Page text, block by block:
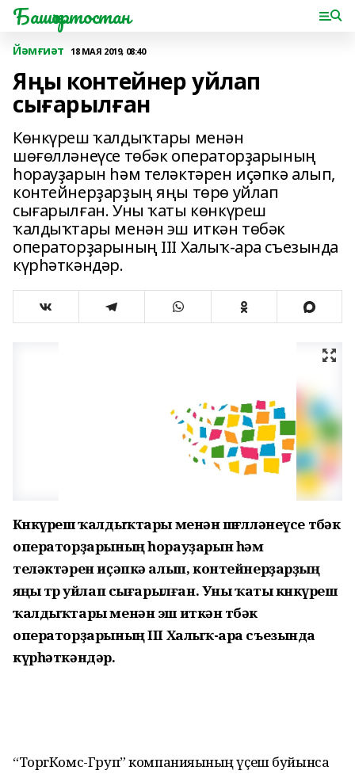
Башҡортостан
Йәмғиәт 18 МАЯ 2019, 08:40
Яңы контейнер уйлап
сығарылған
Көнкүреш ҡалдыҡтары менән
шөғөлләнеүсе төбәк операторҙарының
һорауҙарын һәм теләктәрен иҫәпкә алып,
контейнерҙарҙың яңы төрө уйлап
сығарылған. Уны ҡаты көнкүреш
ҡалдыҡтары менән эш иткән төбәк
операторҙарының III Халыҡ-ара съезында
күрһәткәндәр.
Көнкүреш ҡалдыҡтары менән шөғөлләнеүсе төбәк
операторҙарының һорауҙарын һәм
теләктәрен иҫәпкә алып, контейнерҙарҙың
яңы төрө уйлап сығарылған. Уны ҡаты көнкүреш
ҡалдыҡтары менән эш иткән төбәк
операторҙарының III Халыҡ-ара съезында
күрһәткәндәр.
“ТоргКомс-Груп” компанияһының үҫеш буйынса